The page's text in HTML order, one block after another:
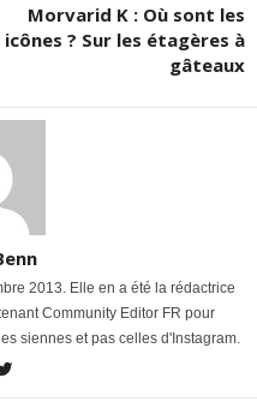
Morvarid K : Où sont les
icônes ? Sur les étagères à
gâteaux
2013. Elle en a été la rédactrice
Community Editor FR pour
siennes et pas celles d'Instagram.